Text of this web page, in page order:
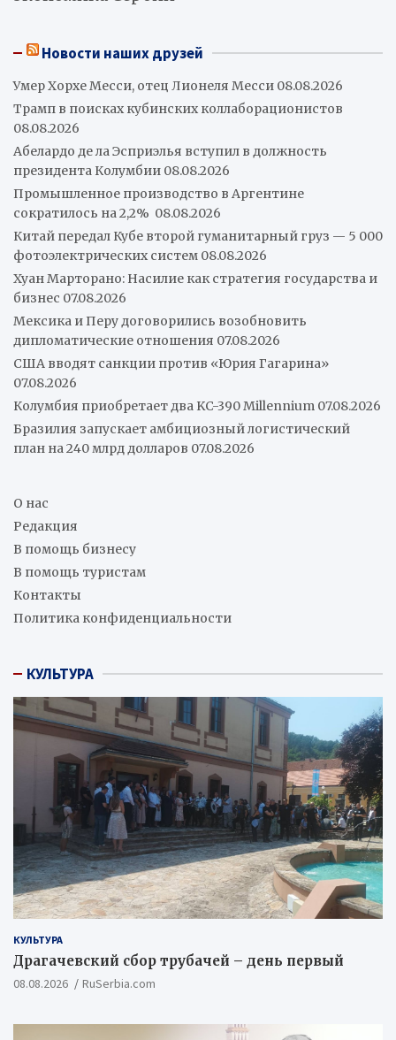
Новости наших друзей
Умер Хорхе Месси, отец Лионеля Месси 08.08.2026
Трамп в поисках кубинских коллаборационистов
08.08.2026
Абелардо де ла Эсприэлья вступил в должность
президента Колумбии 08.08.2026
Промышленное производство в Аргентине
сократилось на 2,2% 08.08.2026
Китай передал Кубе второй гуманитарный груз — 5 000
фотоэлектрических систем 08.08.2026
Хуан Марторано: Насилие как стратегия государства и
бизнес 07.08.2026
Мексика и Перу договорились возобновить
дипломатические отношения 07.08.2026
США вводят санкции против «Юрия Гагарина»
07.08.2026
Колумбия приобретает два KC-390 Millennium 07.08.2026
Бразилия запускает амбициозный логистический
план на 240 млрд долларов 07.08.2026
О нас
Редакция
В помощь бизнесу
В помощь туристам
Контакты
Политика конфиденциальности
КУЛЬТУРА
КУЛЬТУРА
Драгачевский сбор трубачей – день первый
08.08.2026 RuSerbia.com